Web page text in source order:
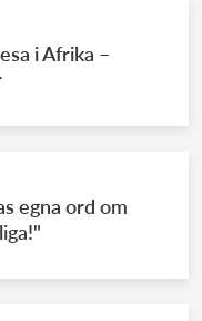
i Afrika –
egna ord om